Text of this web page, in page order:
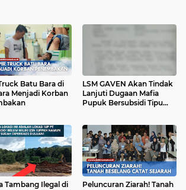
Batu Bara di
Menjadi Korban
LSM GAVEN Akan Tindak
Lanjuti Dugaan Mafia
Pupuk Bersubsidi Tipu
Tambang Ilegal di
Peluncuran Ziarah! Tanah